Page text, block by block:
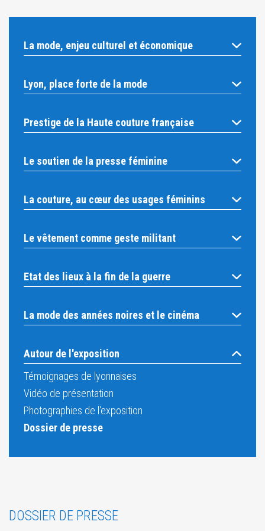
La mode, enjeu culturel et économique
Lyon, place forte de la mode
Prestige de la Haute couture française
Le soutien de la presse féminine
La couture, au cœur des usages féminins
Le vêtement comme geste militant
Etat des lieux à la fin de la guerre
La mode des années noires et le cinéma
Autour de l'exposition
Témoignages de lyonnaises
Vidéo de présentation
Photographies de l'exposition
Dossier de presse
DOSSIER DE PRESSE